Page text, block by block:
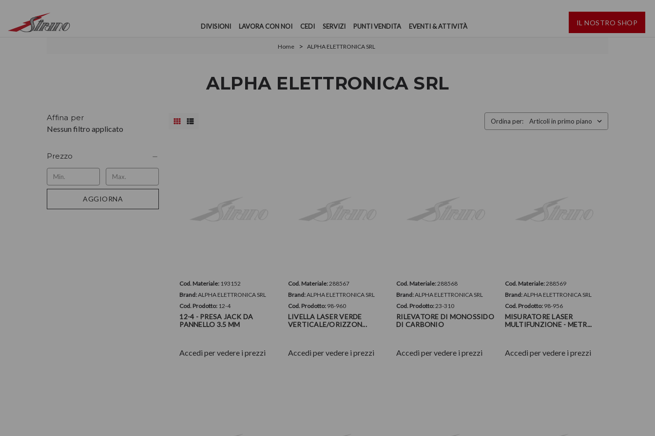
IL NOSTRO SHOP
DIVISIONI LAVORA CON NOI CEDI SERVIZI PUNTI VENDITA EVENTI & ATTIVITÀ
Home ALPHA ELETTRONICA SRL
ALPHA ELETTRONICA SRL
Affina per
Nessun filtro applicato
Prezzo
AGGIORNA
Ordina per:
Cod. Materiale: 193152
Brand:ALPHA ELETTRONICA SRL
Cod. Prodotto: 12-4
12-4 - PRESA JACK DA
PANNELLO 3.5 MM
Accedi per vedere i prezzi
Cod. Materiale: 288567
Brand:ALPHA ELETTRONICA SRL
Cod. Prodotto: 98-960
LIVELLA LASER VERDE
VERTICALE/ORIZZON...
Accedi per vedere i prezzi
Cod. Materiale: 288568
Brand:ALPHA ELETTRONICA SRL
Cod. Prodotto: 23-310
RILEVATORE DI MONOSSIDO
DI CARBONIO
Accedi per vedere i prezzi
Cod. Materiale: 288569
Brand:ALPHA ELETTRONICA SRL
Cod. Prodotto: 98-956
MISURATORE LASER
MULTIFUNZIONE - METR...
Accedi per vedere i prezzi